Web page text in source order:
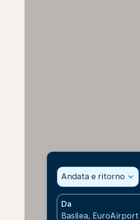
Andata e ritorno expand_more
Da